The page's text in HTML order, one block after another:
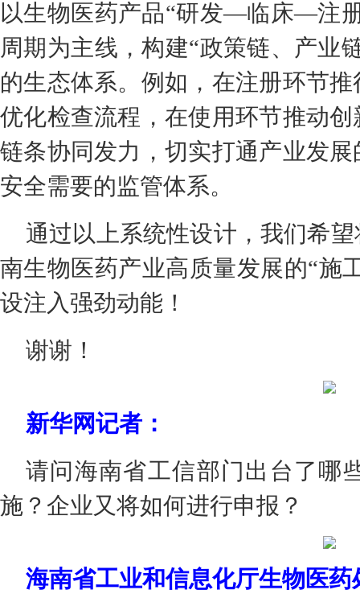
以生物医药产品“研发—临床—
周期为主线，构建“政策链、产业
的生态体系。例如，在注册环节
优化检查流程，在使用环节推动
链条协同发力，切实打通产业发
安全需要的监管体系。
通过以上系统性设计，我们希
南生物医药产业高质量发展的“施
设注入强劲动能！
谢谢！
新华网记者：
请问海南省工信部门出台了哪
施？企业又将如何进行申报？
海南省工业和信息化厅生物医